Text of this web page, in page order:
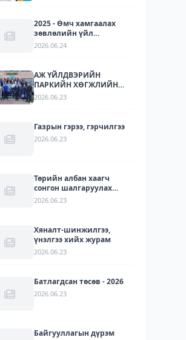
2025 - Өмч хамгаалах
зөвлөлийн үйл
ажиллагаа
2026.06.24
АЖ ҮЙЛДВЭРИЙН
ПАРКИЙН ХӨГЖЛИЙН
ТУРШЛАГА СОЛИЛЦОХ
2026.06.23
Газрын гэрээ, гэрчилгээ
2026.06.23
Төрийн албан хаагч
сонгон шалгаруулах
журам
2026.06.23
Хяналт-шинжилгээ,
үнэлгээ хийх журам
2026.06.23
Батлагдсан төсөв - 2026
2026.06.23
Байгууллагын дүрэм